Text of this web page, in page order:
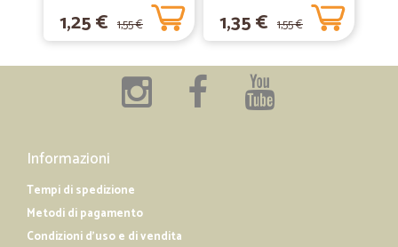
1,25 € 1,55 € 1,35 € 1,55 €
Informazioni
Tempi di spedizione
Metodi di pagamento
Condizioni d'uso e di vendita